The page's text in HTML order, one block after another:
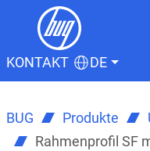
KONTAKT DE
BUG Produkte
Rahmenprofil SF